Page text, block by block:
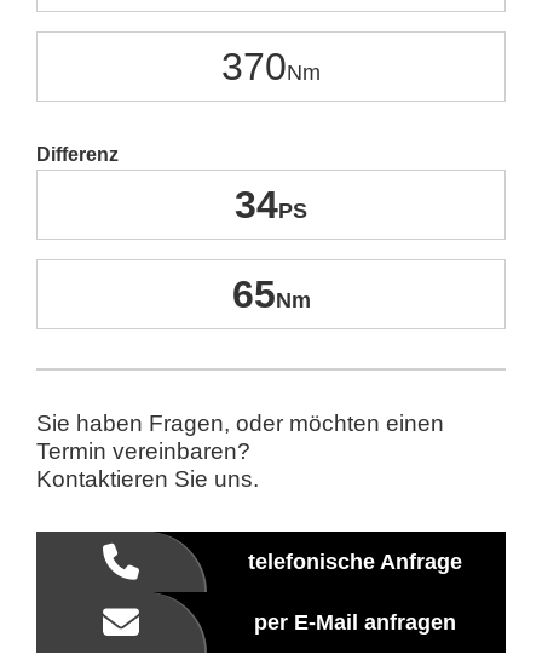
370
Differenz
34
65
Sie haben Fragen, oder möchten einen
Termin vereinbaren?
Kontaktieren Sie uns.
telefonische Anfrage
per E-Mail anfragen